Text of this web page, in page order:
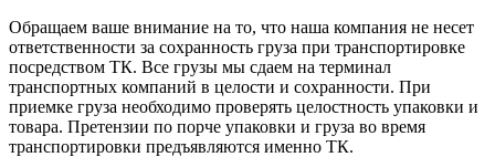
Обращаем ваше внимание на то, что наша компания не несет
ответственности за сохранность груза при транспортировке
посредством ТК. Все грузы мы сдаем на терминал
транспортных компаний в целости и сохранности. При
приемке груза необходимо проверять целостность упаковки и
товара. Претензии по порче упаковки и груза во время
транспортировки предъявляются именно ТК.